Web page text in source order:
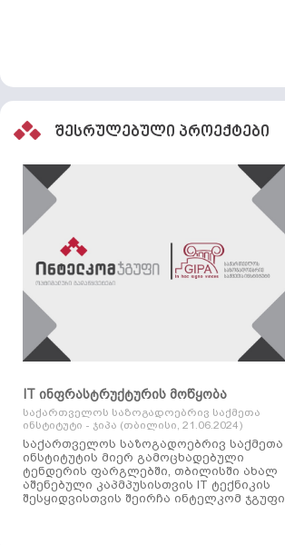
შესრულებული პროექტები
IT ინფრასტრუქტურის მოწყობა
საქართველოს საზოგადოებრივ საქმეთა
ინსტიტუტი - ჯიპა (თბილისი, 21.06.2024)
საქართველოს საზოგადოებრივ საქმეთა
ინსტიტუტის მიერ გამოცხადებული
ტენდერის ფარგლებში, თბილისში ახალ
აშენებული კაპმპუსისთვის IT ტექნიკის
შესყიდვისთვის შეირჩა ინტელკომ ჯგუფი.